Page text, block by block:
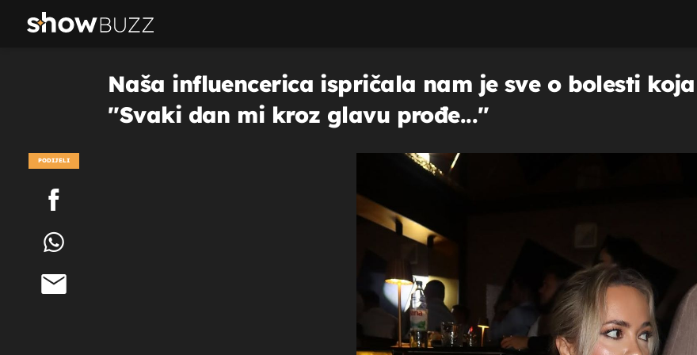
Naša influencerica ispričala nam je sve o bolesti
''Svaki dan mi kroz glavu prođe...''
PODIJELI